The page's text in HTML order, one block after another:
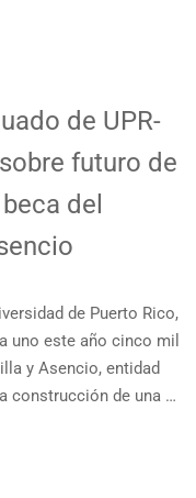
de UPR-
futuro de
del
de Puerto Rico,
uno este año cinco mil
y Asencio, entidad
construcción de una …